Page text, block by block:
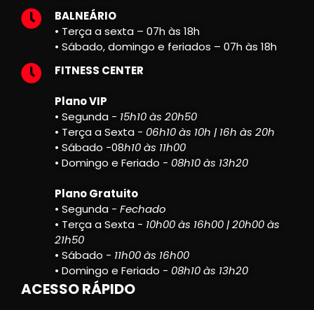
BALNEÁRIO
• Terça a sexta – 07h às 18h
• Sábado, domingo e feriados – 07h às 18h
FITNESS CENTER
Plano VIP
• Segunda - 15h10 às 20h50
• Terça a Sexta - 06h10 às 10h | 16h às 20h
• Sábado -08h10 às 11h00
• Domingo e Feriado - 08h10 às 13h20
Plano Gratuito
• Segunda - Fechado
• Terça a Sexta - 10h00 às 16h00 | 20h00 às
21h50
• Sábado - 11h00 às 16h00
• Domingo e Feriado - 08h10 às 13h20
ACESSO RÁPIDO